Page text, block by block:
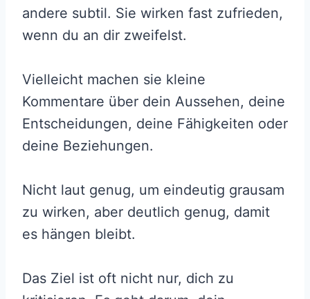
andere subtil. Sie wirken fast zufrieden,
wenn du an dir zweifelst.
Vielleicht machen sie kleine
Kommentare über dein Aussehen, deine
Entscheidungen, deine Fähigkeiten oder
deine Beziehungen.
Nicht laut genug, um eindeutig grausam
zu wirken, aber deutlich genug, damit
es hängen bleibt.
Das Ziel ist oft nicht nur, dich zu